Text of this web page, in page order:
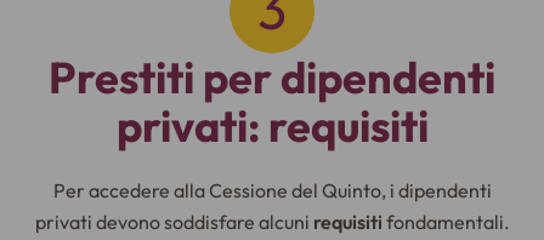
Prestiti per dipendenti
privati: requisiti
Per accedere alla Cessione del Quinto, i dipendenti
privati devono soddisfare alcuni requisiti fondamentali.